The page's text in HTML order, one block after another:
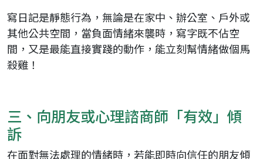
寫日記是靜態行為，無論是在家中、辦公室、戶外或
其他公共空間，當負面情緒來襲時，寫字既不佔空
間，又是最能直接實踐的動作，能立刻幫情緒做個馬
殺雞！
三、向朋友或心理諮商師「有效」傾
訴
在面對無法處理的情緒時，若能即時向信任的朋友傾